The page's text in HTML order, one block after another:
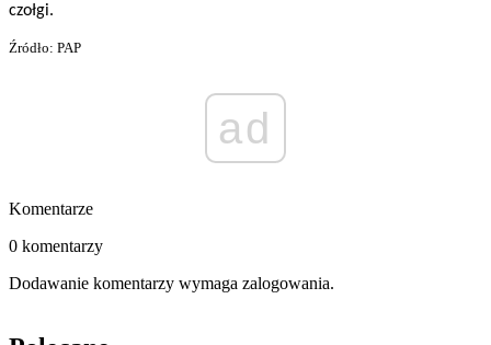
czołgi.
Źródło: PAP
ad
Komentarze
0 komentarzy
Dodawanie komentarzy wymaga zalogowania.